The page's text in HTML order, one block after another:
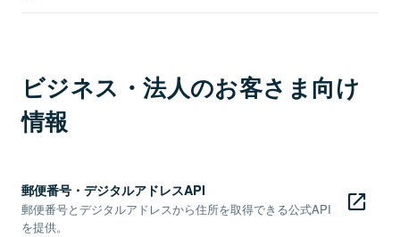
ビジネス・法人のお客さま向け
情報
郵便番号・デジタルアドレスAPI
郵便番号とデジタルアドレスから住所を取得できる公式API
を提供。